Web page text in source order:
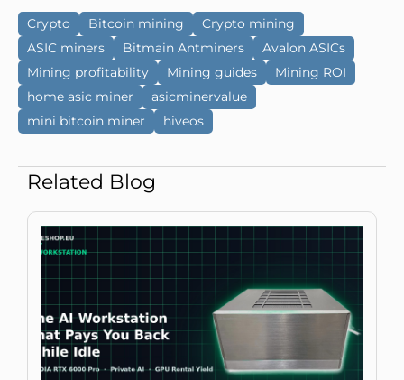
Crypto Bitcoin mining
Crypto mining
ASIC miners
Bitmain Antminers
Avalon ASICs
Mining profitability
Mining guides
Mining ROI
home asic miner
asicminervalue
mini bitcoin miner
hiveos
Related Blog